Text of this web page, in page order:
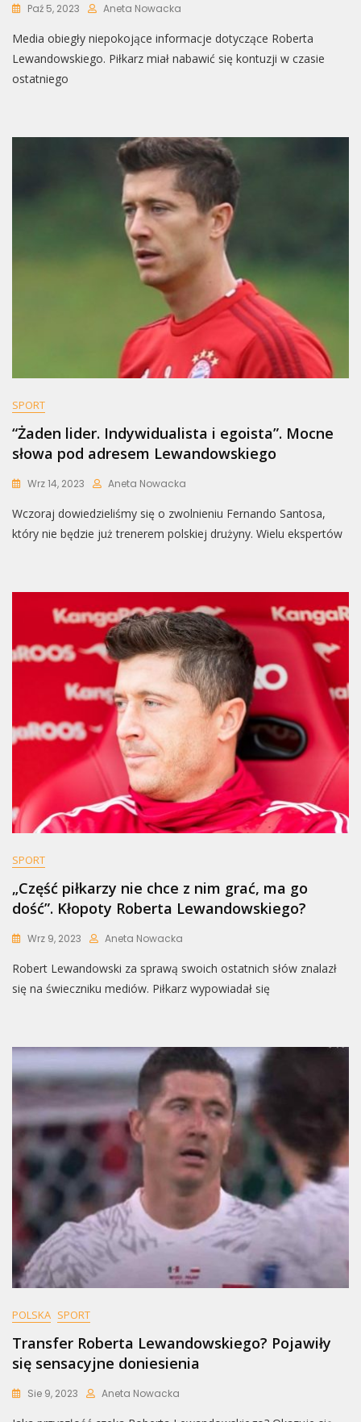
Paź 5, 2023 Aneta Nowacka
Media obiegły niepokojące informacje dotyczące Roberta
Lewandowskiego. Piłkarz miał nabawić się kontuzji w czasie
ostatniego
SPORT
“Żaden lider. Indywidualista i egoista”. Mocne
słowa pod adresem Lewandowskiego
Wrz 14, 2023 Aneta Nowacka
Wczoraj dowiedzieliśmy się o zwolnieniu Fernando Santosa,
który nie będzie już trenerem polskiej drużyny. Wielu ekspertów
SPORT
„Część piłkarzy nie chce z nim grać, ma go
dość”. Kłopoty Roberta Lewandowskiego?
Wrz 9, 2023 Aneta Nowacka
Robert Lewandowski za sprawą swoich ostatnich słów znalazł
się na świeczniku mediów. Piłkarz wypowiadał się
POLSKA SPORT
Transfer Roberta Lewandowskiego? Pojawiły
się sensacyjne doniesienia
Sie 9, 2023 Aneta Nowacka